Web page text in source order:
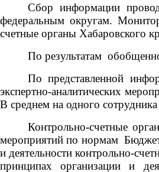
Сбор информации
федеральным округам.
счетные органы Хабаровского
По результатам
По представленной
экспертно-аналитических
В среднем на одного
Контрольно-счетные
мероприятий по нормам
и деятельности контрольно-
принципах организации и